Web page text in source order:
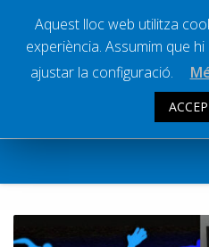
Societat
Successos
Esports
Ràdio
LA BANQUETA
Programes
Aquest lloc web utilitza
experiència. Assumim que
ajustar la configuració.